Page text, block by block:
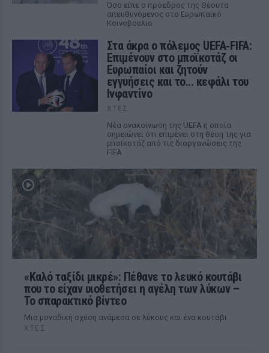
Όσα είπε ο πρόεδρος της Θέουτα
απευθυνόμενος στο Ευρωπαϊκό
Κοινοβούλιο
Στα άκρα ο πόλεμος UEFA‑FIFA:
Επιμένουν στο μποϊκοτάζ οι
Ευρωπαίοι και ζητούν
εγγυήσεις και το... κεφάλι του
Ινφαντίνο
ΧΤΕΣ
Νέα ανακοίνωση της UEFA η οποία
σημειώνει ότι επιμένει στη θέση της για
μποϊκοτάζ από τις διοργανώσεις της
FIFA
«Καλό ταξίδι μικρέ»: Πέθανε το λευκό κουτάβι
που το είχαν υιοθετήσει η αγέλη των λύκων –
Το σπαρακτικό βίντεο
Μια μοναδική σχέση ανάμεσα σε λύκους και ένα κουτάβι
ΧΤΕΣ